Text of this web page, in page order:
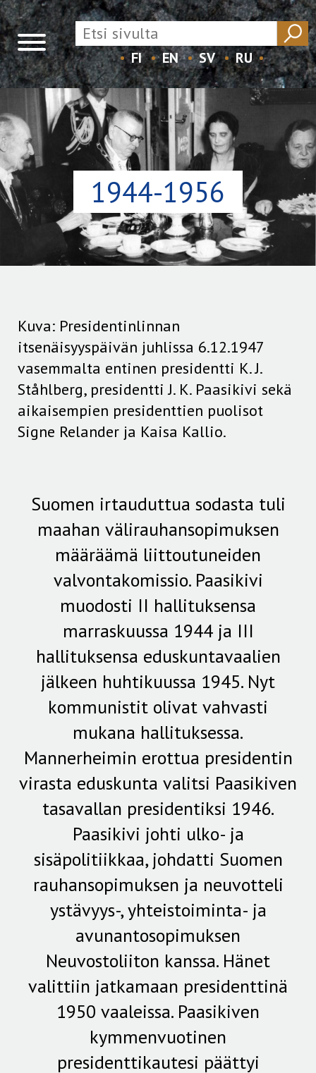
to
content
FI EN SV RU
1944-1956
Kuva: Presidentinlinnan
itsenäisyyspäivän juhlissa 6.12.1947
vasemmalta entinen presidentti K. J.
Ståhlberg, presidentti J. K. Paasikivi sekä
aikaisempien presidenttien puolisot
Signe Relander ja Kaisa Kallio.
Suomen irtauduttua sodasta tuli
maahan välirauhansopimuksen
määräämä liittoutuneiden
valvontakomissio. Paasikivi
muodosti II hallituksensa
marraskuussa 1944 ja III
hallituksensa eduskuntavaalien
jälkeen huhtikuussa 1945. Nyt
kommunistit olivat vahvasti
mukana hallituksessa.
Mannerheimin erottua presidentin
virasta eduskunta valitsi Paasikiven
tasavallan presidentiksi 1946.
Paasikivi johti ulko- ja
sisäpolitiikkaa, johdatti Suomen
rauhansopimuksen ja neuvotteli
ystävyys-, yhteistoiminta- ja
avunantosopimuksen
Neuvostoliiton kanssa. Hänet
valittiin jatkamaan presidenttinä
1950 vaaleissa. Paasikiven
kymmenvuotinen
presidenttikautesi päättyi